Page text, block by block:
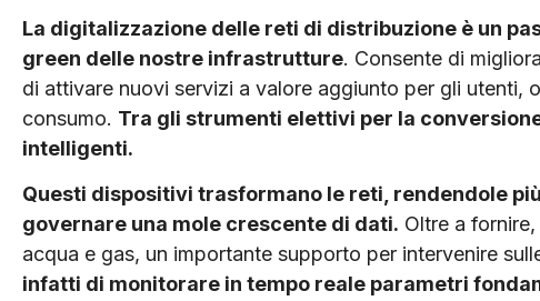
La digitalizzazione delle reti di distribuzione è un
green delle nostre infrastrutture. Consente di
di attivare nuovi servizi a valore aggiunto per gli utenti,
consumo. Tra gli strumenti elettivi per la
intelligenti.
Questi dispositivi trasformano le reti, rendendole
governare una mole crescente di dati. Oltre a
acqua e gas, un importante supporto per intervenire
infatti di monitorare in tempo reale parametri